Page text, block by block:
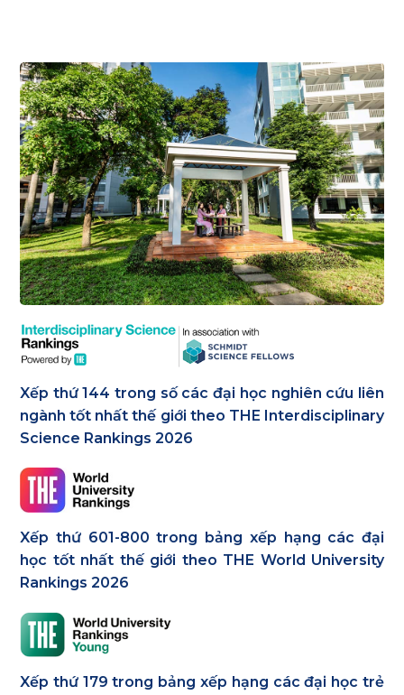
Xếp thứ 144 trong số các đại học nghiên cứu liên
ngành tốt nhất thế giới theo THE Interdisciplinary
Science Rankings 2026
Xếp thứ 601-800 trong bảng xếp hạng các đại
học tốt nhất thế giới theo THE World University
Rankings 2026
Xếp thứ 179 trong bảng xếp hạng các đại học trẻ